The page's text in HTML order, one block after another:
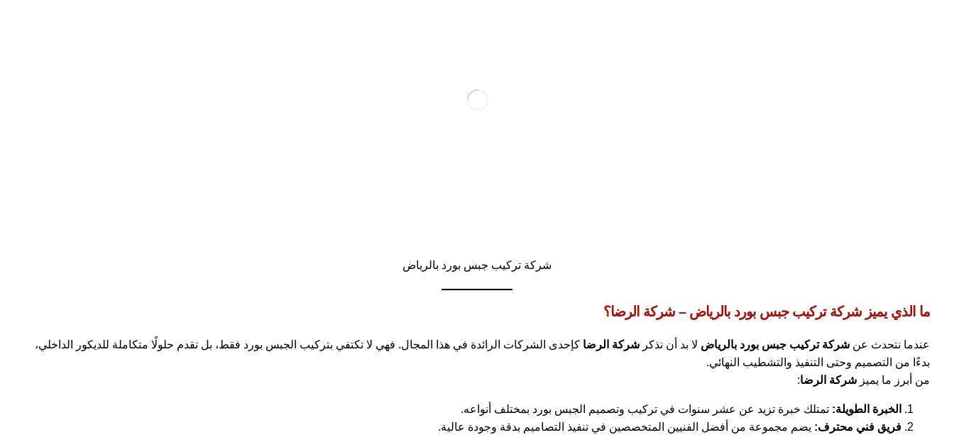
شركة تركيب جبس بورد بالرياض
ما الذي يميز شركة تركيب جبس بورد بالرياض – شركة الرضا؟
عندما نتحدث عن شركة تركيب جبس بورد بالرياض لا بد أن نذكر شركة الرضا كإحدى الشركات الرائدة في هذا المجال. فهي لا تكتفي بتركيب الجبس بورد فقط، بل تقدم حلولًا متكاملة للديكور الداخلي،
بدءًا من التصميم وحتى التنفيذ والتشطيب النهائي.
من أبرز ما يميز شركة الرضا:
الخبرة الطويلة: تمتلك خبرة تزيد عن عشر سنوات في تركيب وتصميم الجبس بورد بمختلف أنواعه.
فريق فني محترف: يضم مجموعة من أفضل الفنيين المتخصصين في تنفيذ التصاميم بدقة وجودة عالية.